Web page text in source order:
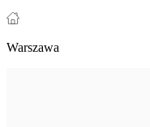
Warszawa